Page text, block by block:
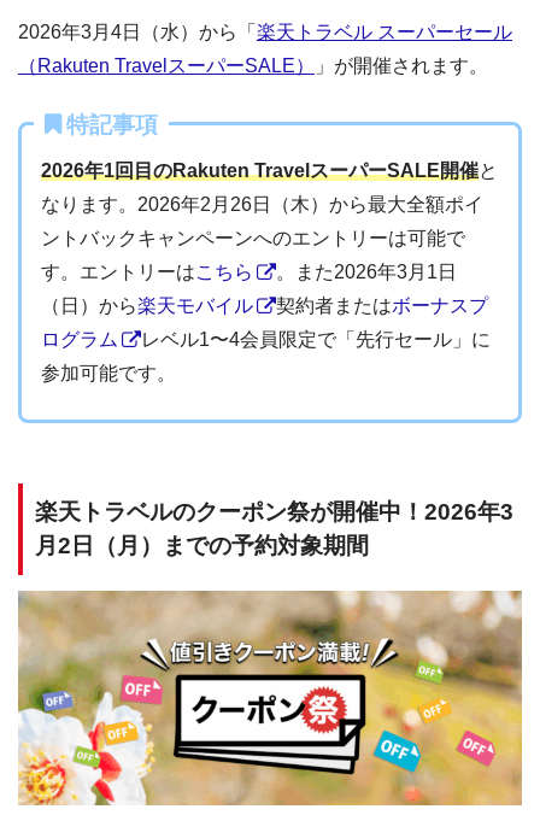
2026年3月4日（水）から「 楽天トラベル スーパーセール
（Rakuten TravelスーパーSALE）
」が開催されます。
特記事項
2026年1回目のRakuten TravelスーパーSALE開催と
なります。2026年2月26日（木）から最大全額ポイ
ントバックキャンペーンへのエントリーは可能で
す。エントリーはこちら
。また2026年3月1日
（日）から楽天モバイル 契約者またはボーナスプ
ログラム
レベル1〜4会員限定で「先行セール」に
参加可能です。
楽天トラベルのクーポン祭が開催中！2026年3
月2日（月）までの予約対象期間